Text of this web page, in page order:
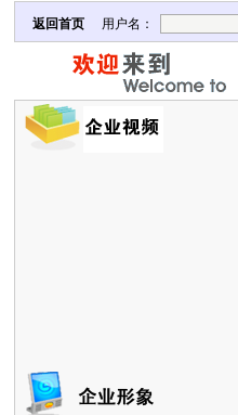
返回首页 用户名：